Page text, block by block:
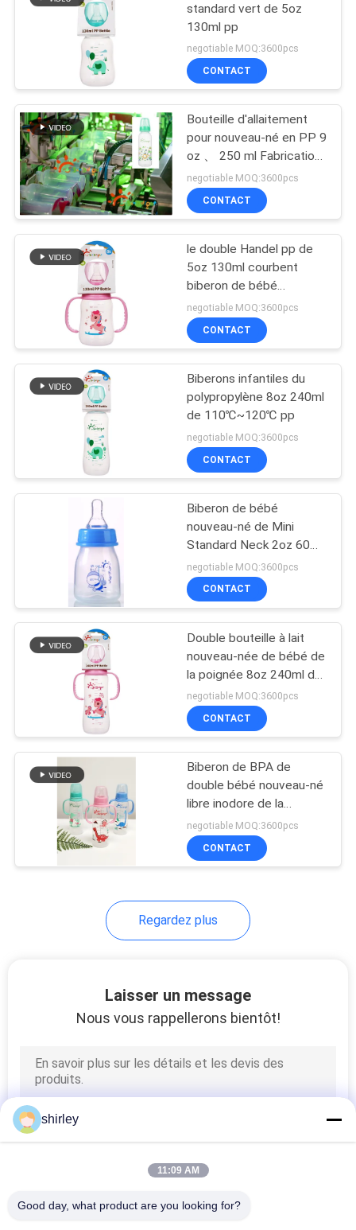
CONTACT
NOUVELLES
TOUS
LES
CAS
SHOPPING
PRIVACY
Biberons de bébé de
verre
Mamelon de
silicone de bébé
33
Bébé Soother de
silicone
37
Cuvettes et cuillères
de alimentation de
bébé
Cuillère de
alimentation de
bébé
Tasse de Sippy de
Straw Cup pesé par
bébé
standard vert de 5oz
130ml pp
negotiable MOQ:3600pcs
CONTACT
Bouteille d'allaitement
pour nouveau-né en PP 9
oz 、 250 ml Fabrication
sans BPA
negotiable MOQ:3600pcs
CONTACT
le double Handel pp de
5oz 130ml courbent
biberon de bébé
nouveau-né
negotiable MOQ:3600pcs
CONTACT
Biberons infantiles du
polypropylène 8oz 240ml
de 110℃~120℃ pp
negotiable MOQ:3600pcs
CONTACT
Biberon de bébé
nouveau-né de Mini
Standard Neck 2oz 60ml
pp avec la boîte de
fenêtre
negotiable MOQ:3600pcs
CONTACT
Double bouteille à lait
nouveau-née de bébé de
la poignée 8oz 240ml de
pp
negotiable MOQ:3600pcs
CONTACT
Biberon de BPA de
double bébé nouveau-né
libre inodore de la
poignée pp
negotiable MOQ:3600pcs
CONTACT
Regardez plus
Laisser un message
Nous vous rappellerons bientôt!
shirley
11:09 AM
Good day, what product are you looking for?